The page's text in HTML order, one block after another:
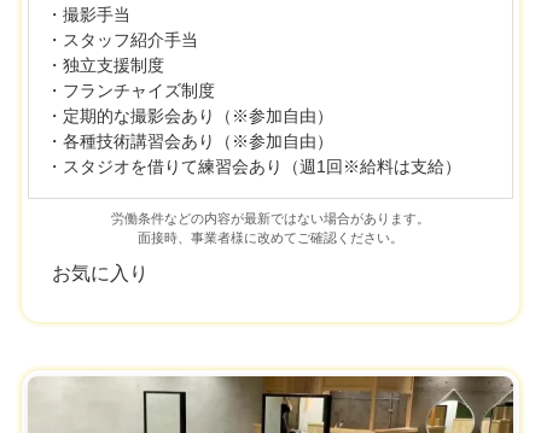
・撮影手当
・スタッフ紹介手当
・独立支援制度
・フランチャイズ制度
・定期的な撮影会あり（※参加自由）
・各種技術講習会あり（※参加自由）
・スタジオを借りて練習会あり（週1回※給料は支給）
労働条件などの内容が最新ではない場合があります。
面接時、事業者様に改めてご確認ください。
お気に入り